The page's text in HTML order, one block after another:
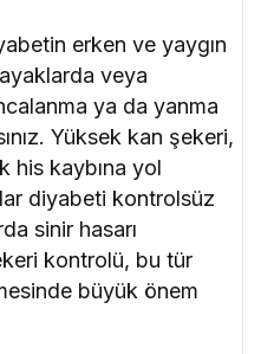
erken ve yaygın
veya
ya da yanma
Yüksek kan şekeri,
his kaybına yol
diyabeti kontrolsüz
sinir hasarı
kontrolü, bu tür
büyük önem